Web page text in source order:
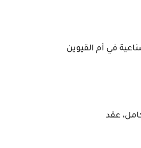
في أم القيوين
عقد